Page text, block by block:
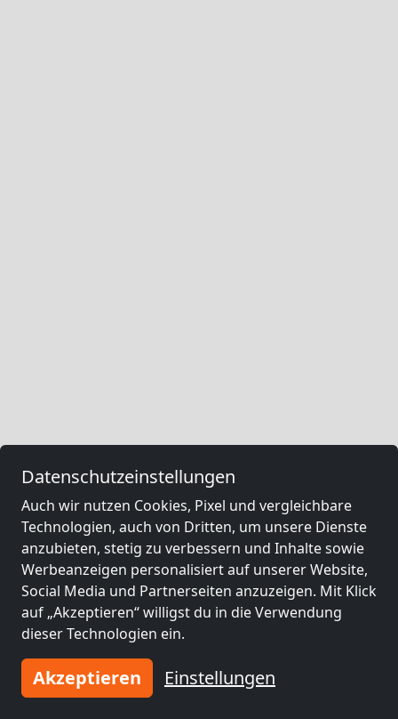
Datenschutzeinstellungen
Auch wir nutzen Cookies, Pixel und vergleichbare
Technologien, auch von Dritten, um unsere Dienste
anzubieten, stetig zu verbessern und Inhalte sowie
Werbeanzeigen personalisiert auf unserer Website,
Social Media und Partnerseiten anzuzeigen. Mit Klick
auf „Akzeptieren“ willigst du in die Verwendung
dieser Technologien ein.
Akzeptieren Einstellungen